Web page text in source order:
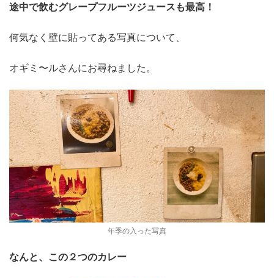
途中で飲むグレープフルーツジュースも最高！
何気なく壁に貼ってある写真について、
オギミ〜ルさんにお尋ねました。
年季の入った写真
なんと、この２つのカレー